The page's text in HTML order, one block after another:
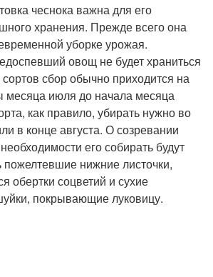
чеснока важна для его
хранения. Прежде всего она
уборке урожая.
овощ не будет храниться
сбор обычно приходится на
месяца июля до начала месяца
как правило, убирать нужно во
в конце августа. О созревании
его собирать будут
пожелтевшие нижние листочки,
обертки соцветий и сухие
покрывающие луковицу.